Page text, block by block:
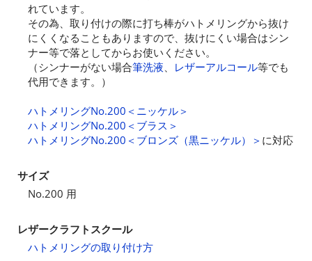
れています。
その為、取り付けの際に打ち棒がハトメリングから抜け
にくくなることもありますので、抜けにくい場合はシン
ナー等で落としてからお使いください。
（シンナーがない場合筆洗液、 レザーアルコール等でも
代用できます。）
ハトメリングNo.200＜ニッケル＞
ハトメリングNo.200＜ブラス＞
ハトメリングNo.200＜ブロンズ（黒ニッケル）＞ に対応
サイズ
No.200 用
レザークラフトスクール
ハトメリングの取り付け方